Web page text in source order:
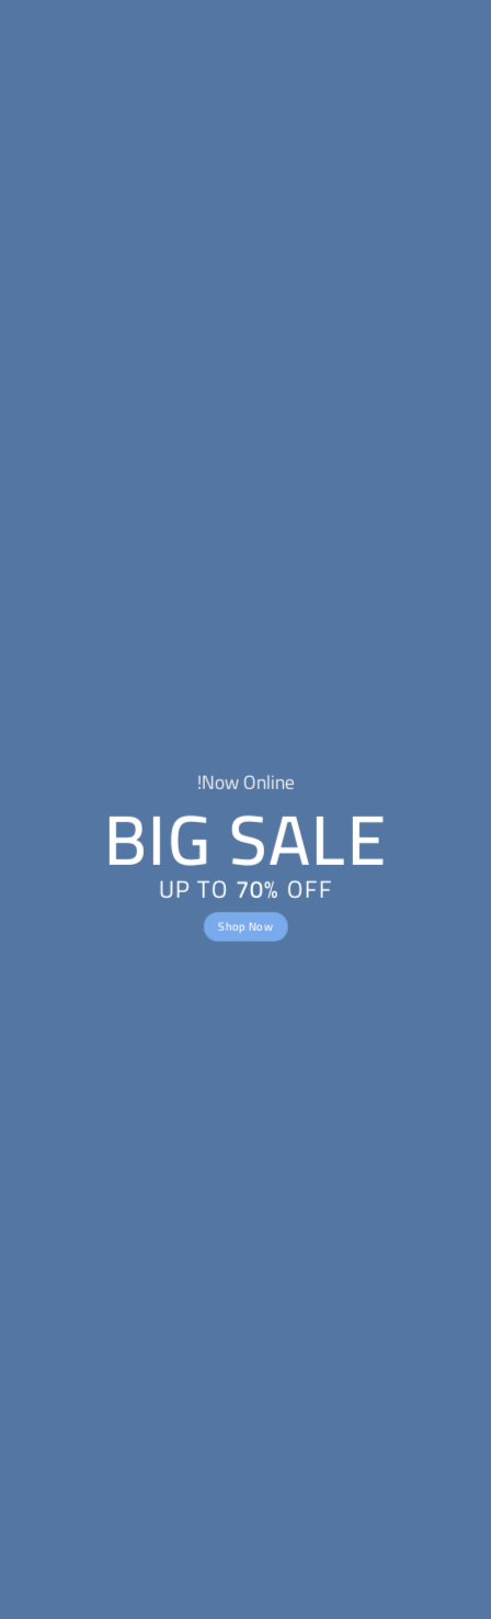
Now Online!
BIG SALE
UP TO 70% OFF
Shop Now